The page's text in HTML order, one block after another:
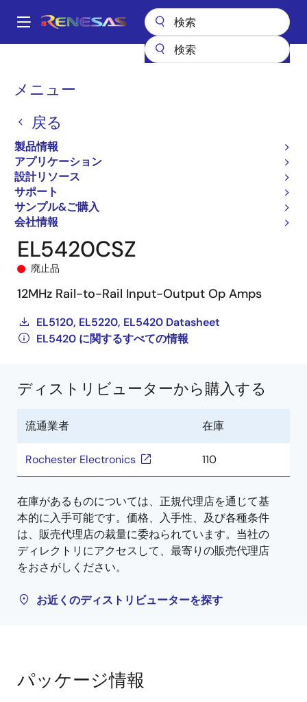
ン
Main
メニュー
戻る
製品情報
アプリケーション
設計リソース
サポート
サンプル&ご購入
会社情報
パ
く
ず
EL5420 EL5420CSZ
EL5420CSZ
廃止品
12MHz Rail-to-Rail Input-Output Op Amps
EL5120, EL5220, EL5420 Datasheet
EL5420 に関するすべての情報
ディストリビューターから購入する
流通業者 在庫
Rochester Electronics 110
在庫があるものについては、正規代理店を通じて基
本的に入手可能です。価格、入手性、及び各種条件
は、販売代理店の裁量に委ねられています。当社の
ディレクトリにアクセスして、最寄りの販売代理店
をおさがしください。
お近くのディストリビューターを探す
パッケージ情報